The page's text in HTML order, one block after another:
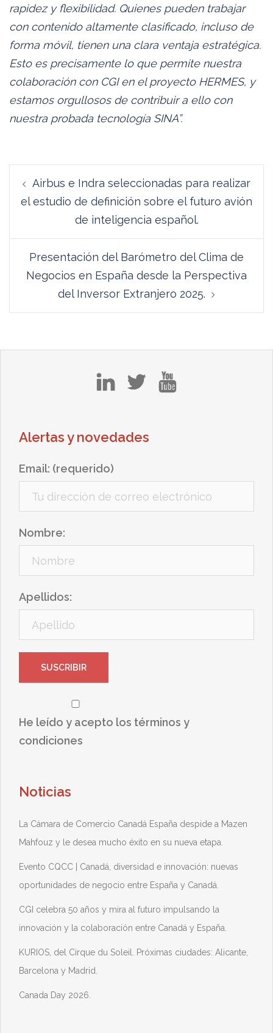
rapidez y flexibilidad. Quienes pueden trabajar
con contenido altamente clasificado, incluso de
forma móvil, tienen una clara ventaja estratégica.
Esto es precisamente lo que permite nuestra
colaboración con CGI en el proyecto HERMES, y
estamos orgullosos de contribuir a ello con
nuestra probada tecnología SINA”.
de
entradas
Airbus e Indra seleccionadas para realizar
el estudio de definición sobre el futuro avión
de inteligencia español.
Presentación del Barómetro del Clima de
Negocios en España desde la Perspectiva
del Inversor Extranjero 2025.
Alertas y novedades
Email: (requerido)
Nombre:
Apellidos:
He leído y acepto los términos y
condiciones
Noticias
La Cámara de Comercio Canadá España despide a Mazen
Mahfouz y le desea mucho éxito en su nueva etapa.
Evento CQCC | Canadá, diversidad e innovación: nuevas
oportunidades de negocio entre España y Canadá.
CGI celebra 50 años y mira al futuro impulsando la
innovación y la colaboración entre Canadá y España.
KURIOS, del Cirque du Soleil. Próximas ciudades: Alicante,
Barcelona y Madrid.
Canada Day 2026.